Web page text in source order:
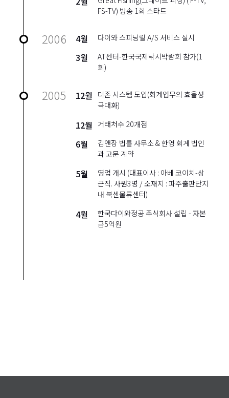
FS-TV) 방송 1회 스타트
2006 4월 다이와 스피닝릴 A/S 서비스 실시
3월
AT센터-한국국제낚시박람회 참가(1
회)
2005 12월
더존 시스템 도입(회계업무의 효율성
극대화)
12월 거래처수 20개점
6월
김앤장 법률 사무소 & 한영 회계 법인
과 고문 계약
5월
영업 개시 (대표이사 : 아베 코이치-상
근직. 사원3명 / 소재지 : 파주출판단지
내 북센물류센터)
4월
한국다이와정공 주식회사 설립 - 자본
금5억원